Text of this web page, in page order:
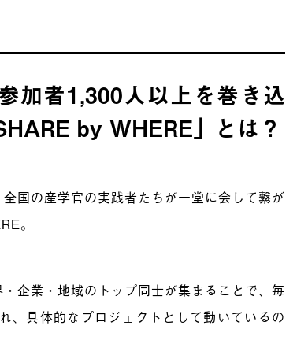
加者1,300人以上を巻き込
by WHERE」とは？
国の産学官の実践者たちが一堂に会して繋が
。
企業・地域のトップ同士が集まることで、毎
、具体的なプロジェクトとして動いているの